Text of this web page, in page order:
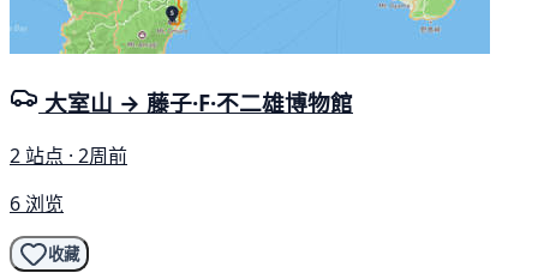
大室山 → 藤子·F·不二雄博物館
2 站点 · 2周前
6 浏览
收藏